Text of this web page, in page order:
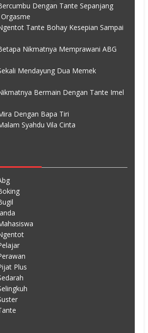
Dengan Tante Sepanjang
Tante Bohay Kesepian Sampai
Nikmatnya Memprawani ABG
Mendayung Dua Memek
Bermain Dengan Tante Imel
Dengan Bapa Tiri
Syahdu Vila Cinta
Plus